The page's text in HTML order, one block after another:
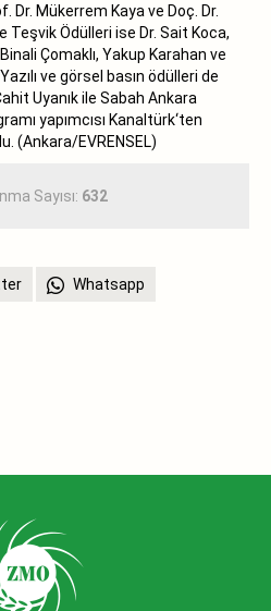
Dr. Mükerrem Kaya ve Doç. Dr.
Teşvik Ödülleri ise Dr. Sait Koca,
Çomaklı, Yakup Karahan ve
ve görsel basın ödülleri de
Uyanık ile Sabah Ankara
yapımcısı Kanaltürk‘ten
(Ankara/EVRENSEL)
Sayısı: 632
Whatsapp